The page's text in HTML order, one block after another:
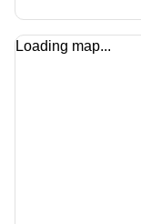
Loading map...